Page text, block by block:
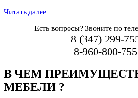
Читать далее
Есть вопросы? Звоните по
8 (347) 299-
8-960-800-
В ЧЕМ
МЕБЕЛИ ?